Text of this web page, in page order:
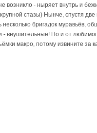
возникло - ныряет внутрь и
стазы) Нынче, спустя
бригадок муравьёв,
внушительные! Но и от
макро, потому извините за